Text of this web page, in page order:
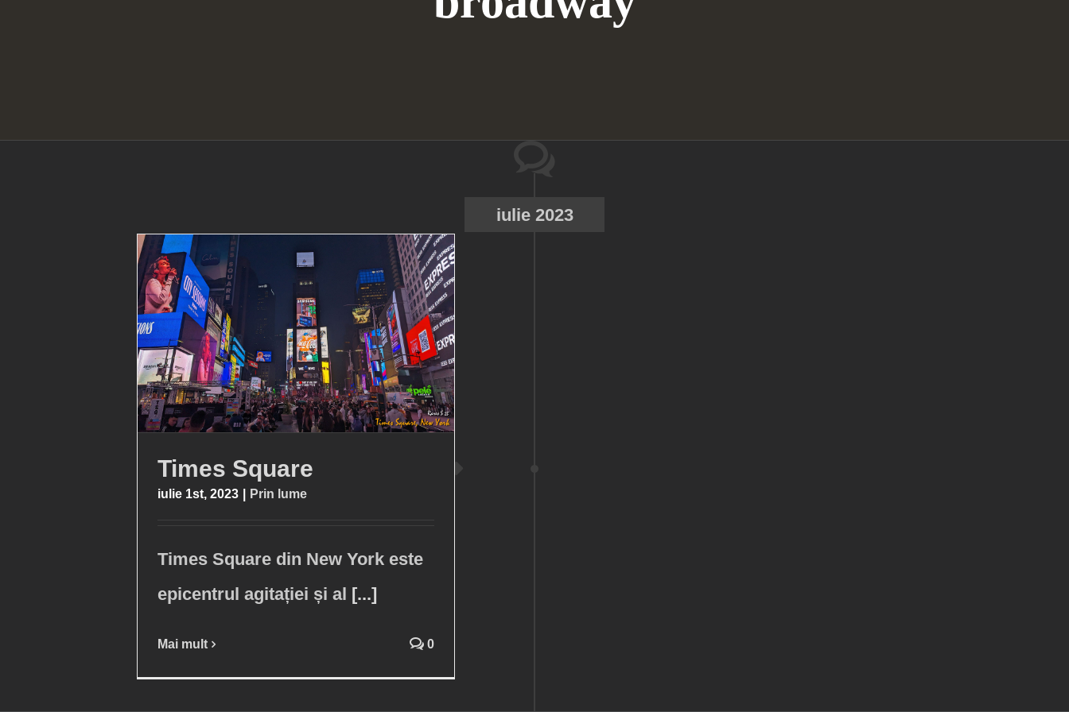
iulie 2023
Times Square
iulie 1st, 2023 Prin lume
Times Square din New York este
epicentrul agitației și al [...]
Mai mult 0